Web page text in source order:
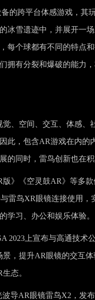
的跨平台体感游戏，其
冰雪遗迹中，并展开一
每个球都有不同的特点
拥有分裂和爆破的能力
、空间、交互、体感、
此，包含AR游戏在内
的同时，雷鸟创新也在
版》《空灵鼓AR》等多
雷鸟XR眼镜连接使用
学习、办公和娱乐体验。
2023上宣布与高通技术
，提升AR眼镜的交互
态。
导AR眼镜雷鸟X2，发